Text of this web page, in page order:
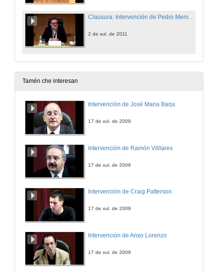
2 de xul. de 2011
Tamén che interesan
Intervención de José Maria Barja
17 de xul. de 2009
Intervención de Ramón Villlares
17 de xul. de 2009
Intervención de Craig Patterson
17 de xul. de 2009
Intervención de Anxo Lorenzo
17 de xul. de 2009